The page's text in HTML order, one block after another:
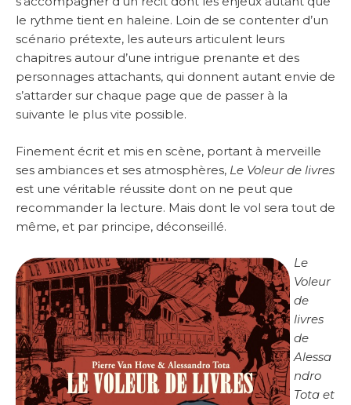
le rythme tient en haleine. Loin de se contenter d’un
scénario prétexte, les auteurs articulent leurs
chapitres autour d’une intrigue prenante et des
personnages attachants, qui donnent autant envie de
s’attarder sur chaque page que de passer à la
suivante le plus vite possible.
Finement écrit et mis en scène, portant à merveille
ses ambiances et ses atmosphères, Le Voleur de livres
est une véritable réussite dont on ne peut que
recommander la lecture. Mais dont le vol sera tout de
même, et par principe, déconseillé.
Le
Voleur
de
livres
de
Alessa
ndro
Tota et